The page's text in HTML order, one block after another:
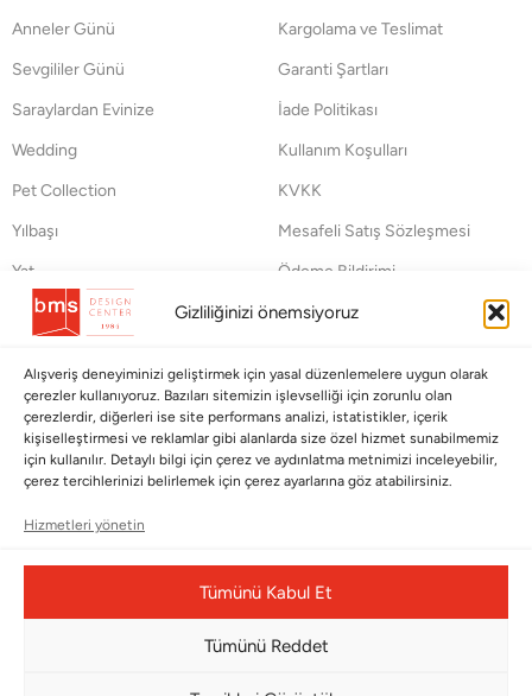
Gizliliğinizi önemsiyoruz
Alışveriş deneyiminizi geliştirmek için yasal düzenlemelere uygun olarak
çerezler kullanıyoruz. Bazıları sitemizin işlevselliği için zorunlu olan
çerezlerdir, diğerleri ise site performans analizi, istatistikler, içerik
kişiselleştirmesi ve reklamlar gibi alanlarda size özel hizmet sunabilmemiz
için kullanılır. Detaylı bilgi için çerez ve aydınlatma metnimizi inceleyebilir,
çerez tercihlerinizi belirlemek için çerez ayarlarına göz atabilirsiniz.
Hizmetleri yönetin
Tümünü Kabul Et
Tümünü Reddet
Anneler Günü
Sevgililer Günü
Saraylardan Evinize
Wedding
Pet Collection
Yılbaşı
Yat
Kargolama ve Teslimat
Garanti Şartları
İade Politikası
Kullanım Koşulları
KVKK
Mesafeli Satış Sözleşmesi
Ödeme Bildirimi
Hata Bildirim Formu
BÜLTENİMİZE ABONE OLUN
Kayıt olun ve fırsatlardan ilk siz yararlanın!
Bültenimize Abone Olun